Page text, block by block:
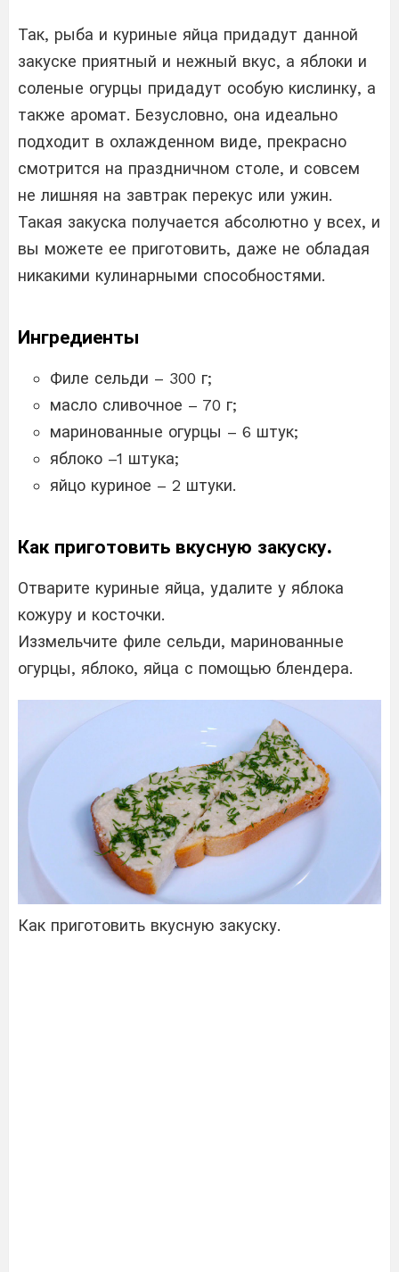
Так, рыба и куриные яйца придадут данной
закуске приятный и нежный вкус, а яблоки и
соленые огурцы придадут особую кислинку, а
также аромат. Безусловно, она идеально
подходит в охлажденном виде, прекрасно
смотрится на праздничном столе, и совсем
не лишняя на завтрак перекус или ужин.
Такая закуска получается абсолютно у всех, и
вы можете ее приготовить, даже не обладая
никакими кулинарными способностями.
Ингредиенты
Филе сельди – 300 г;
масло сливочное – 70 г;
маринованные огурцы – 6 штук;
яблоко –1 штука;
яйцо куриное – 2 штуки.
Как приготовить вкусную закуску.
Отварите куриные яйца, удалите у яблока
кожуру и косточки.
Иззмельчите филе сельди, маринованные
огурцы, яблоко, яйца с помощью блендера.
Как приготовить вкусную закуску.